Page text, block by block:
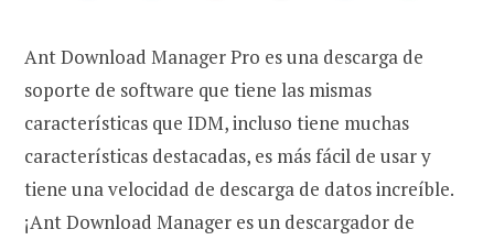
Ant Download Manager Pro es una descarga de
soporte de software que tiene las mismas
características que IDM, incluso tiene muchas
características destacadas, es más fácil de usar y
tiene una velocidad de descarga de datos increíble.
¡Ant Download Manager es un descargador de